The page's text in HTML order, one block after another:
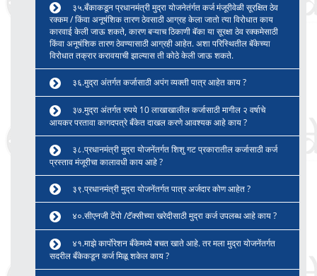
३५.बँकाकडून प्रधानमंत्री मुद्रा योजनेतंर्गत कर्ज मंजूरीवेळी सूरक्षित ठेव
रक्कम / किंवा अनूषंशिक तारण ठेवसाठी आग्रह केला जातो त्या विरोधात काय
कारवाई केली जाऊ शकते, कारण बऱ्याच ठिकाणी बॅका या सूरक्षा ठेव रक्कमेसाठी
किंवा अनूषंशिक तारण ठेवण्यासाठी आग्रही आहेत. अशा परिस्थितील बॅकेच्या
विरोधात तक्रार करावयाची झाल्यास ती कोठे केली जाऊ शकते.
३६.मुद्रा अंतर्गत कर्जासाठी अपंग व्यक्ती पात्र आहेत काय ?
३७.मुद्रा अंतर्गत रुपये 10 लाखाखालील कर्जासाठी मागील २ वर्षाचे
आयकर परतावा कागदपत्रे बँकेत दाखल करणे आवश्यक आहे काय ?
३८.प्रधानमंत्री मुद्रा योजनेंतर्गत शिशु गट प्रकारातील कर्जासाठी कर्ज
प्रस्ताव मंजूरीचा कालावधी काय आहे ?
३९.प्रधानमंत्री मुद्रा योजनेंतर्गत पात्र अर्जदार कोण आहेत ?
४०.सीएनजी टेंपो /टॅक्सीच्या खरेदीसाठी मुद्रा कर्ज उपलब्ध आहे काय ?
४१.माझे कार्पोरेशन बँकेमध्ये बचत खाते आहे. तर मला मुद्रा योजनेंतर्गत
सदरील बँकेकडून कर्ज मिळू शकेल काय ?